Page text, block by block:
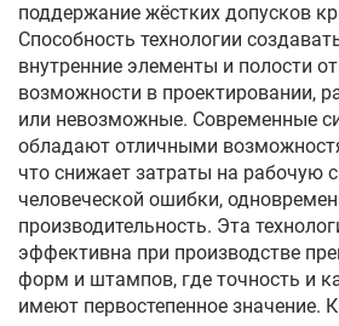
поддержание жёстких допусков
Способность технологии
внутренние элементы и полости
возможности в проектировании,
или невозможные. Современные
обладают отличными
что снижает затраты на рабочую
человеческой ошибки,
производительность. Эта
эффективна при производстве
форм и штампов, где точность и
имеют первостепенное значение.